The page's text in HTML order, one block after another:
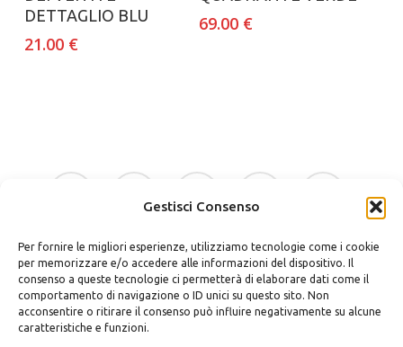
Gestisci Consenso
Per fornire le migliori esperienze, utilizziamo tecnologie come i cookie
per memorizzare e/o accedere alle informazioni del dispositivo. Il
consenso a queste tecnologie ci permetterà di elaborare dati come il
comportamento di navigazione o ID unici su questo sito. Non
acconsentire o ritirare il consenso può influire negativamente su alcune
caratteristiche e funzioni.
DETTAGLIO BLU
21.00 €
69.00 €
facebook
google-
instagram whatsapp tiktok
phone email